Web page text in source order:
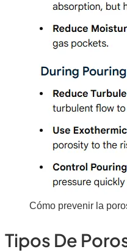
Cómo prevenir la
Tipos De